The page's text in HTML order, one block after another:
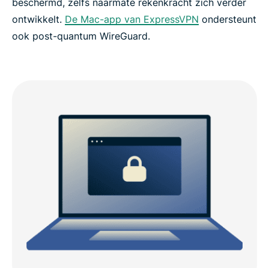
ontwikkelt. De Mac-app van ExpressVPN ondersteunt
ook post-quantum WireGuard.